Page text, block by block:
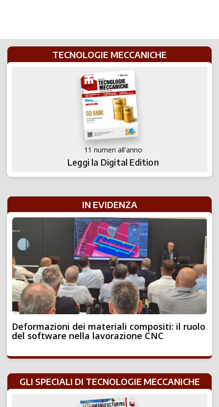
TECNOLOGIE MECCANICHE
11 numeri all'anno
Leggi la Digital Edition
IN EVIDENZA
Deformazioni dei materiali compositi: il ruolo
del software nella lavorazione CNC
GLI SPECIALI DI TECNOLOGIE MECCANICHE